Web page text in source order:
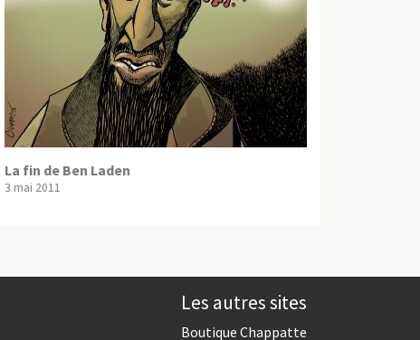
La fin de Ben Laden
3 mai 2011
Les autres sites
Boutique Chappatte